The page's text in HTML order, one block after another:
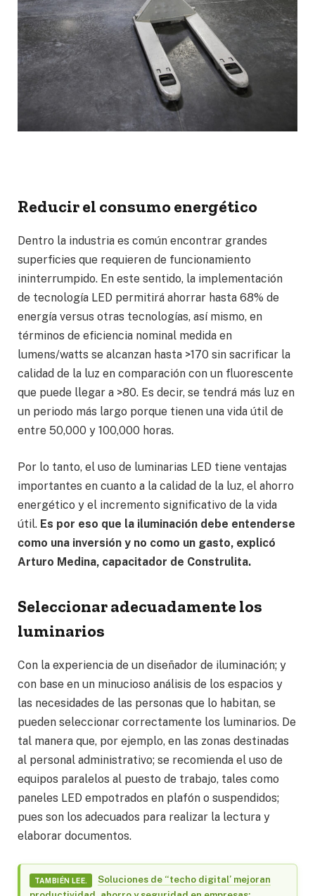
Reducir el consumo energético
Dentro la industria es común encontrar grandes
superficies que requieren de funcionamiento
ininterrumpido. En este sentido, la implementación
de tecnología LED permitirá ahorrar hasta 68% de
energía versus otras tecnologías, así mismo, en
términos de eficiencia nominal medida en
lumens/watts se alcanzan hasta >170 sin sacrificar la
calidad de la luz en comparación con un fluorescente
que puede llegar a >80. Es decir, se tendrá más luz en
un periodo más largo porque tienen una vida útil de
entre 50,000 y 100,000 horas.
Por lo tanto, el uso de luminarias LED tiene ventajas
importantes en cuanto a la calidad de la luz, el ahorro
energético y el incremento significativo de la vida
útil. Es por eso que la iluminación debe entenderse
como una inversión y no como un gasto, explicó
Arturo Medina, capacitador de Construlita.
Seleccionar adecuadamente los
luminarios
Con la experiencia de un diseñador de iluminación; y
con base en un minucioso análisis de los espacios y
las necesidades de las personas que lo habitan, se
pueden seleccionar correctamente los luminarios. De
tal manera que, por ejemplo, en las zonas destinadas
al personal administrativo; se recomienda el uso de
equipos paralelos al puesto de trabajo, tales como
paneles LED empotrados en plafón o suspendidos;
pues son los adecuados para realizar la lectura y
elaborar documentos.
TAMBIÉN LEE.
Soluciones de “techo digital’ mejoran